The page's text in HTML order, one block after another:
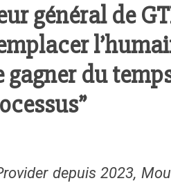
général de
du
depuis 2023,